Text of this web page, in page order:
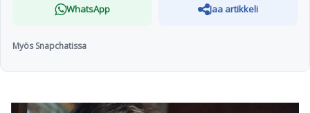
WhatsApp Jaa artikkeli
Myös Snapchatissa